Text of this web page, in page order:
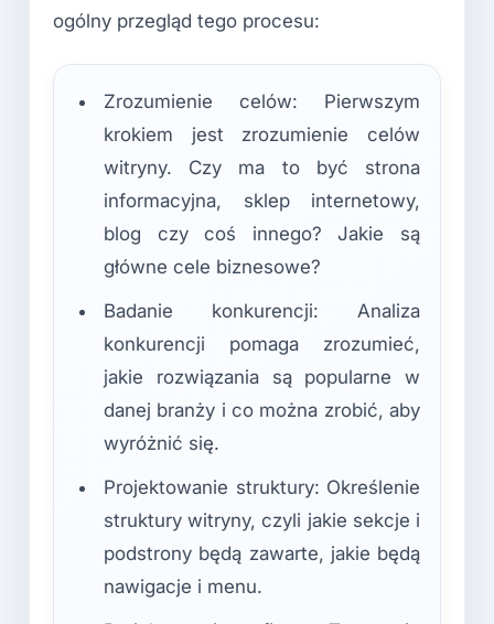
ogólny przegląd tego procesu:
Zrozumienie celów: Pierwszym
krokiem jest zrozumienie celów
witryny. Czy ma to być strona
informacyjna, sklep internetowy,
blog czy coś innego? Jakie są
główne cele biznesowe?
Badanie konkurencji: Analiza
konkurencji pomaga zrozumieć,
jakie rozwiązania są popularne w
danej branży i co można zrobić, aby
wyróżnić się.
Projektowanie struktury: Określenie
struktury witryny, czyli jakie sekcje i
podstrony będą zawarte, jakie będą
nawigacje i menu.